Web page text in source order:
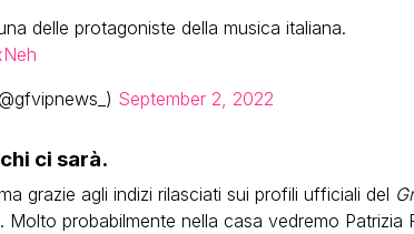
delle protagoniste della musica italiana.
September 2, 2022
ci sarà.
grazie agli indizi rilasciati sui profili ufficiali del
probabilmente nella casa vedremo Patrizia